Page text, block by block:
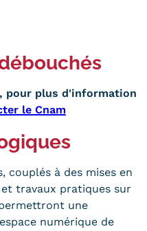
pour plus d'information
le Cnam
couplés à des mises en
travaux pratiques sur
une
numérique de